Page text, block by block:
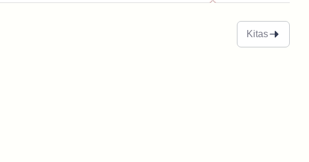
Kitas